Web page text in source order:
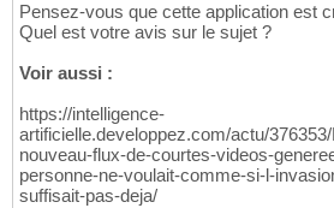
Pensez-vous que cette application est
Quel est votre avis sur le sujet ?
Voir aussi :
https://intelligence-
artificielle.developpez.com/actu/
nouveau-flux-de-courtes-videos-
personne-ne-voulait-comme-si-l-
suffisait-pas-deja/